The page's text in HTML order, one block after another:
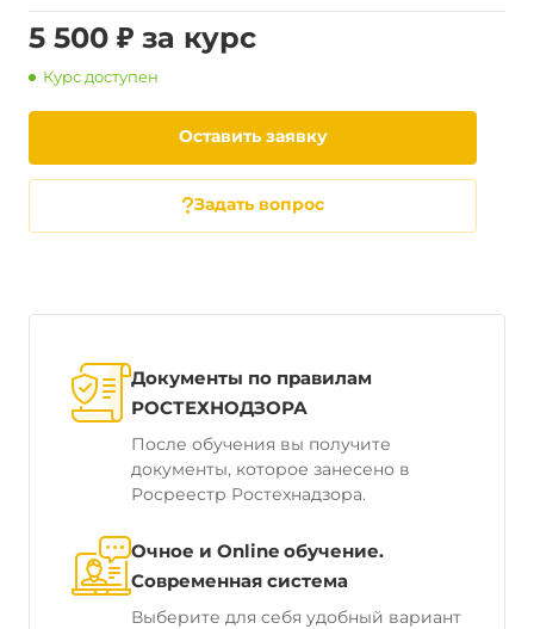
5 500 ₽ за курс
Курс доступен
Оставить заявку
Задать вопрос
Документы по правилам
РОСТЕХНОДЗОРА
После обучения вы получите
документы, которое занесено в
Росреестр Ростехнадзора.
Очное и Online обучение.
Современная система
Выберите для себя удобный вариант